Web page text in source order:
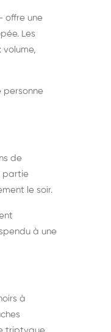
offre une
Les
personne
de
partie
le soir.
à une
à